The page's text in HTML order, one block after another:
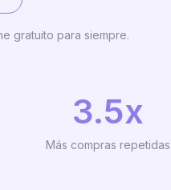
gratuito para siempre.
3.5x
Más compras repetidas